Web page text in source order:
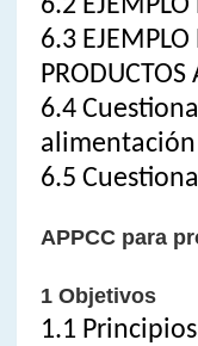
6.3 EJEMPLO
PRODUCTOS
6.4
alimentación
6.5
APPCC para
1 Objetivos
1.1